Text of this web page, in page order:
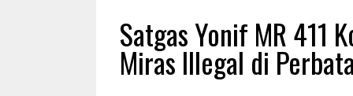
Satgas Yonif MR 411
Miras Illegal di